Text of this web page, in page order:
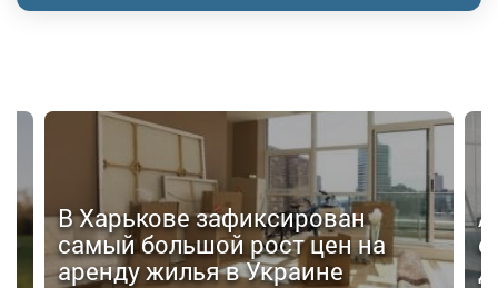
В Харькове зафиксирован
самый большой рост цен на
аренду жилья в Украине